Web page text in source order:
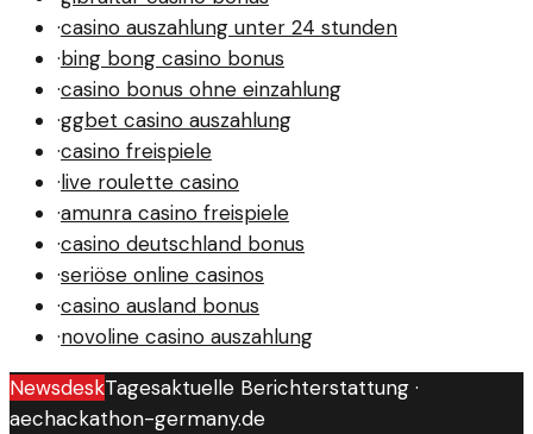
·casino auszahlung unter 24 stunden
·bing bong casino bonus
·casino bonus ohne einzahlung
·ggbet casino auszahlung
·casino freispiele
·live roulette casino
·amunra casino freispiele
·casino deutschland bonus
·seriöse online casinos
·casino ausland bonus
·novoline casino auszahlung
NewsdeskTagesaktuelle Berichterstattung ·
aechackathon-germany.de